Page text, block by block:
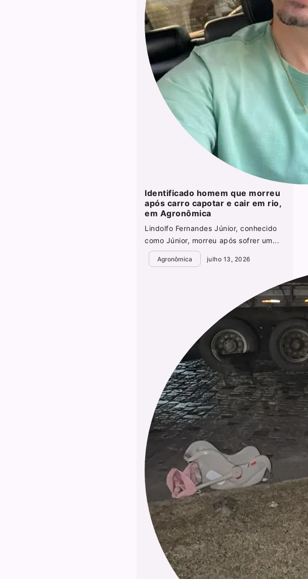
Identificado homem que morreu
após carro capotar e cair em rio,
em Agronômica
Lindolfo Fernandes Júnior, conhecido
como Júnior, morreu após sofrer um...
Agronômica julho 13, 2026